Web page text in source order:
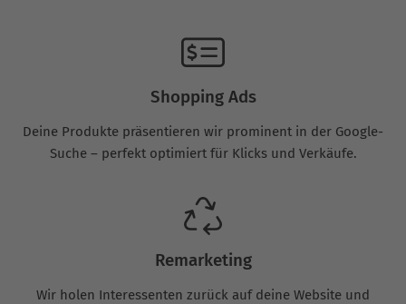
Shopping Ads
Deine Produkte präsentieren wir prominent in der Google-
Suche – perfekt optimiert für Klicks und Verkäufe.
Remarketing
Wir holen Interessenten zurück auf deine Website und